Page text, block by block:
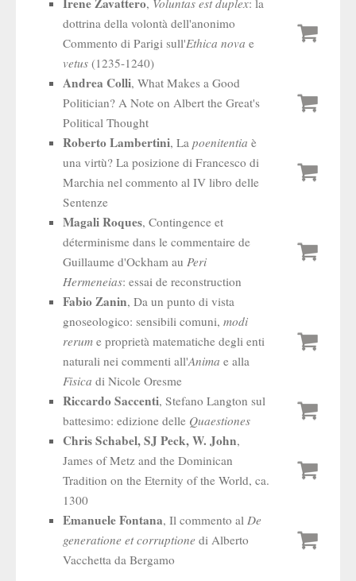
, Voluntas est duplex: la
dottrina della volontà dell'anonimo
Commento di Parigi sull'Ethica nova e
vetus (1235-1240)
Andrea Colli, What Makes a Good
Politician? A Note on Albert the Great's
Political Thought
Roberto Lambertini, La poenitentia è
una virtù? La posizione di Francesco di
Marchia nel commento al IV libro delle
Sentenze
Magali Roques, Contingence et
déterminisme dans le commentaire de
Guillaume d'Ockham au Peri
Hermeneias: essai de reconstruction
Fabio Zanin, Da un punto di vista
gnoseologico: sensibili comuni, modi
rerum e proprietà matematiche degli enti
naturali nei commenti all'Anima e alla
Fisica di Nicole Oresme
Riccardo Saccenti, Stefano Langton sul
battesimo: edizione delle Quaestiones
Chris Schabel, SJ Peck, W. John,
James of Metz and the Dominican
Tradition on the Eternity of the World, ca.
1300
Emanuele Fontana, Il commento al De
generatione et corruptione di Alberto
Vacchetta da Bergamo